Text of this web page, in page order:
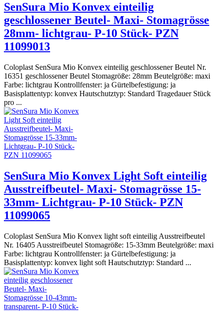
SenSura Mio Konvex einteilig
geschlossener Beutel- Maxi- Stomagrösse
28mm- lichtgrau- P-10 Stück- PZN
11099013
Coloplast SenSura Mio Konvex einteilig geschlossener Beutel Nr.
16351 geschlossener Beutel Stomagröße: 28mm Beutelgröße: maxi
Farbe: lichtgrau Kontrollfenster: ja Gürtelbefestigung: ja
Basisplattentyp: konvex Hautschutztyp: Standard Tragedauer Stück
pro ...
SenSura Mio Konvex Light Soft einteilig
Ausstreifbeutel- Maxi- Stomagrösse 15-
33mm- Lichtgrau- P-10 Stück- PZN
11099065
Coloplast SenSura Mio Konvex light soft einteilig Ausstreifbeutel
Nr. 16405 Ausstreifbeutel Stomagröße: 15-33mm Beutelgröße: maxi
Farbe: lichtgrau Kontrollfenster: ja Gürtelbefestigung: ja
Basisplattentyp: konvex light soft Hautschutztyp: Standard ...